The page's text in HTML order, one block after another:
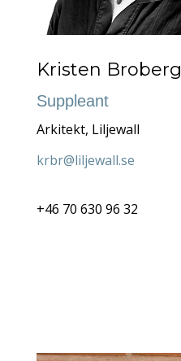
Kristen Broberg
Suppleant
Arkitekt, Liljewall
krbr@liljewall.se
+46 70 630 96 32